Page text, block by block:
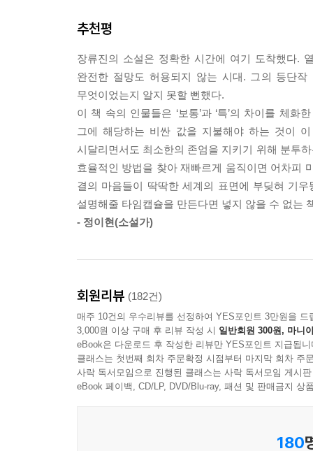
발견하고는 그녀가 잘 살길 응원하는 마음을 가
「새벽의 방문자들」의 분위기는 두 작품과 다르
오피스텔만이 그녀가 안전할 수 있는 유일한
찾아온다. 초인종을 눌러대는 남자들의 천박
원룸에서 그녀는 자신과 똑같이 불안함에 몸을
보여주는 작품 중 하나다.
「도움의 손길」의 화자는 애써 마련한 집을 더
팁 앞에서 비굴함을 감추지 못하는 아주머니는
노동자이되 고용관계, 계층, 세대, 종교 등 여러
워킹홀리데이를 가는 길에 잠시 경유한 핀란드의
온 편지에 반가움을 느낀 것도 잠시, 취업준비생
불투명한 미래를 더 가혹히 체감케 하는 짐이 된
뭉클해지는 작품이다.
한편 남성을 주인공으로 삼은 두 소설의 개성도
사연과 홍대 인디씬의 풍경이 한편의 블랙코미
추천평
장류진의 소설은 정확한 시간에 여기 도착했다.
완전한 절망도 허용되지 않는 시대. 그의 등단
무엇이었는지 알지 못할 뻔했다.
이 책 속의 인물들은 ‘보통’과 ‘특’의 차이를 체
그에 해당하는 비싼 값을 지불해야 하는 것이
시달리면서도 최소한의 존엄을 지키기 위해 분투
효율적인 방법을 찾아 재빠르게 움직이면 어차피
결의 마음들이 딱딱한 세계의 표면에 부딪혀 기
설명해줄 타임캡슐을 만든다면 넣지 않을 수 없는
- 정이현(소설가)
회원리뷰 (182건)
매주 10건의 우수리뷰를 선정하여 YES포인트 3만원을 드
3,000원 이상 구매 후 리뷰 작성 시 일반회원 300원, 마니
eBook은 다운로드 후 작성한 리뷰만 YES포인트 지급됩니
클래스는 첫번째 회차 주문확정 시점부터 마지막 회차 주
사락 독서모임으로 진행된 클래스는 사락 독서모임 게시
eBook 페이백, CD/LP, DVD/Blu-ray, 패션 및 판매금지 상
180